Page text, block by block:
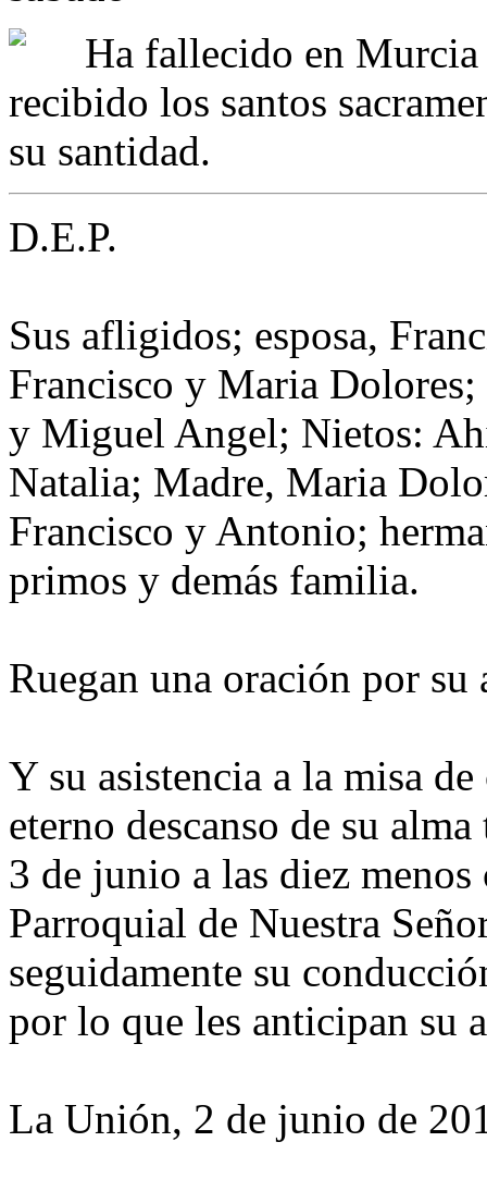
Ha fallecido en Murcia
recibido los santos
su santidad.
D.E.P.
Sus afligidos; esposa,
Francisco y Maria
y Miguel Angel; Nietos:
Natalia; Madre, Maria
Francisco y Antonio;
primos y demás familia.
Ruegan una oración por su
Y su asistencia a la misa
eterno descanso de su
3 de junio a las diez
Parroquial de Nuestra
seguidamente su
por lo que les anticipan su
La Unión, 2 de junio de